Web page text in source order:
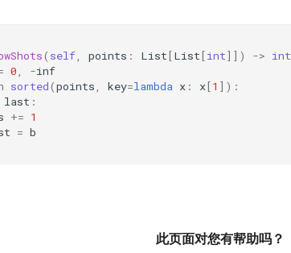
( self, points : List[List[int]]) -> int
0, -inf
sorted(points, key=lambda x : x[1 ]):
last :
+= 1
= b
此页面对您有帮助吗？